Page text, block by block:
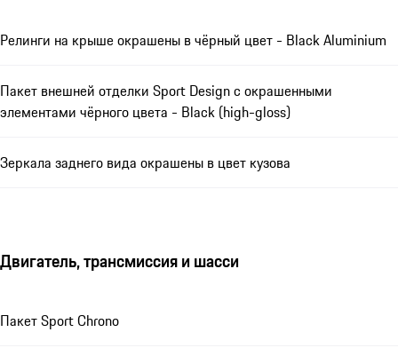
Релинги на крыше окрашены в чёрный цвет - Black Aluminium
Пакет внешней отделки Sport Design с окрашенными
элементами чёрного цвета - Black (high-gloss)
Зеркала заднего вида окрашены в цвет кузова
Двигатель, трансмиссия и шасси
Пакет Sport Chrono